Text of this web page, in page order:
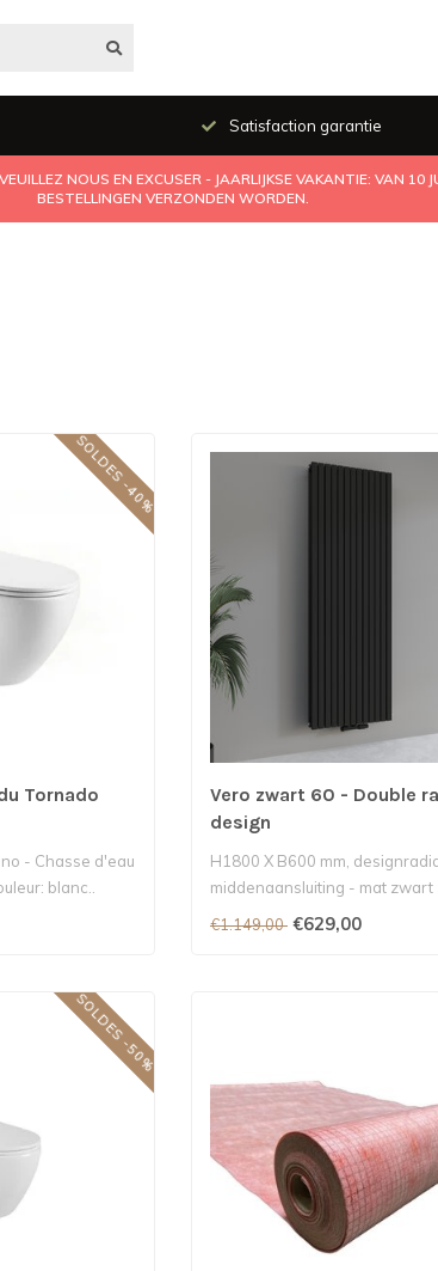
Satisfaction garantie
NOUS EN EXCUSER - JAARLIJKSE VAKANTIE: VAN
BESTELLINGEN VERZONDEN WORDEN.
SOLDES -40%
Tornado
- Chasse d'eau
blanc..
Vero zwart 60 - Double
design
H1800 X B600 mm,
middenaansluiting - mat zwart
€1.149,00 €629,00
SOLDES -50%